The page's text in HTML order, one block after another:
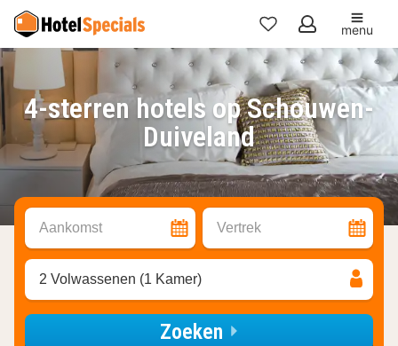
Mijn
favorieten
menu
4-sterren hotels op Schouwen-
Duiveland
Aankomst Vertrek
2 Volwassenen (1 Kamer)
Zoeken